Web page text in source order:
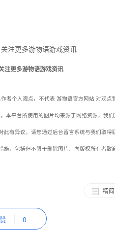
注更多游物语游戏资讯
者个人观点，不代表 游物语官方网站 对观点
本平台所使用的图片均来源于网络资源，我
有异议，请您通过后台留言系统与我们取得
，包括但不限于删除图片、向版权所有者致
精
赞 0